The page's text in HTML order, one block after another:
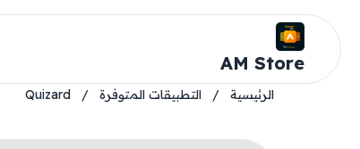
AM Store
الرئيسية / التطبيقات المتوفرة /
Quizard